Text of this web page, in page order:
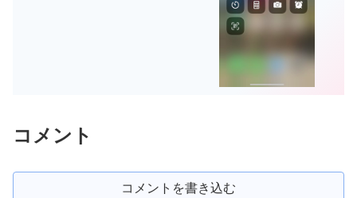
コメント
コメントを書き込む